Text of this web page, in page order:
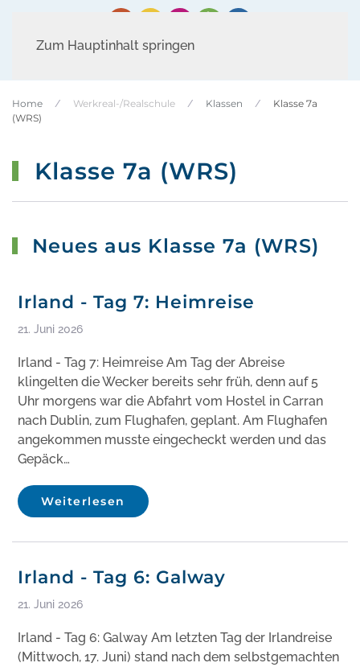
Zum Hauptinhalt springen
Home Werkreal-/Realschule Klassen
Klasse 7a
(WRS)
Klasse 7a (WRS)
Neues aus Klasse 7a (WRS)
Irland - Tag 7: Heimreise
21. Juni 2026
Irland - Tag 7: Heimreise Am Tag der Abreise
klingelten die Wecker bereits sehr früh, denn auf 5
Uhr morgens war die Abfahrt vom Hostel in Carran
nach Dublin, zum Flughafen, geplant. Am Flughafen
angekommen musste eingecheckt werden und das
Gepäck…
Weiterlesen
Irland - Tag 6: Galway
21. Juni 2026
Irland - Tag 6: Galway Am letzten Tag der Irlandreise
(Mittwoch, 17. Juni) stand nach dem selbstgemachten